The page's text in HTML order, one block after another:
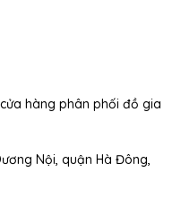
hàng phân phối đồ gia
Nội, quận Hà Đông,